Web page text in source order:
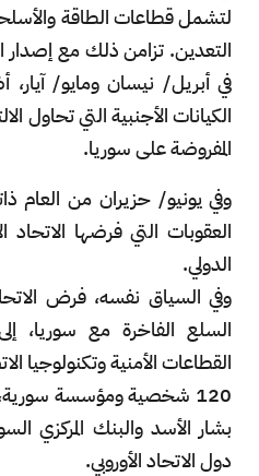
لتشمل قطاعات الطاقة
التعدين. تزامن ذلك مع إصدار
في أبريل/ نيسان ومايو/
الكيانات الأجنبية التي تحاول
المفروضة على سوريا.
وفي يونيو/ حزيران من العام
العقوبات التي فرضها الاتحاد
الدولي.
وفي السياق نفسه، فرض
السلع الفاخرة مع سوريا،
القطاعات الأمنية وتكنولوجيا
120 شخصية ومؤسسة
بشار الأسد والبنك المركزي
دول الاتحاد الأوروبي.